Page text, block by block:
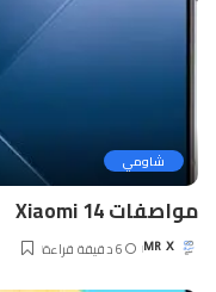
شاومي
مواصفات Xiaomi 14
Posted
MR X 6 دقيقة قراءة